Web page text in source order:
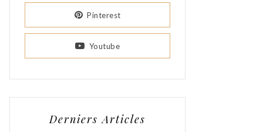
Pinterest
Youtube
Derniers Articles